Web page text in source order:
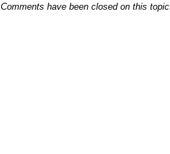
Comments have been closed on this topic.